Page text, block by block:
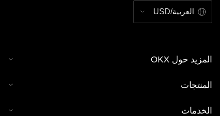
العربية/USD
المزيد حول OKX
المنتجات
الخدمات